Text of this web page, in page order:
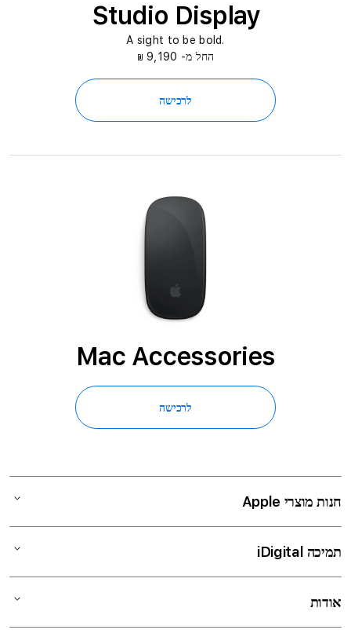
Studio Display
החל מ- 9,190
₪
לרכישה
Mac Accessories
לרכישה
חנות מוצרי Apple
תמיכה iDigital
אודות